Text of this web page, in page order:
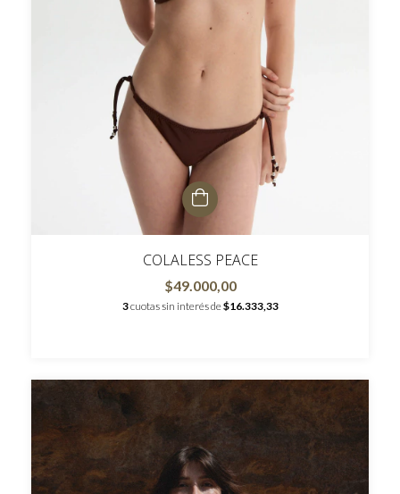
COLALESS PEACE
$49.000,00
3cuotas sin interés de$16.333,33